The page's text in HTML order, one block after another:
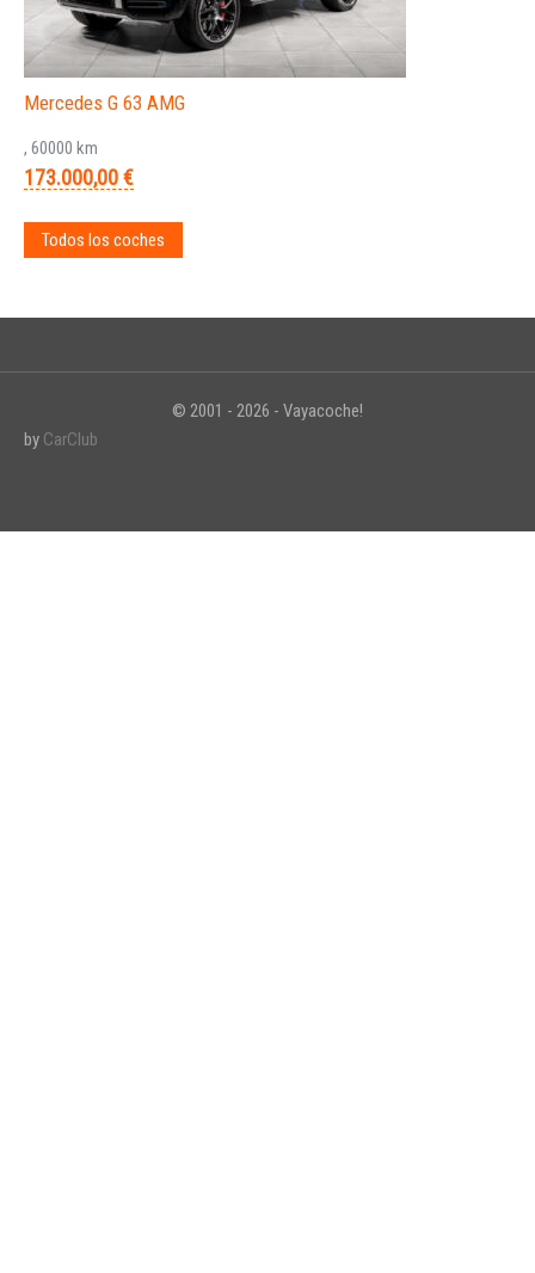
Mercedes G 63 AMG
, 60000 km
173.000,00 €
Todos los coches
© 2001 - 2026 - Vayacoche!
by CarClub